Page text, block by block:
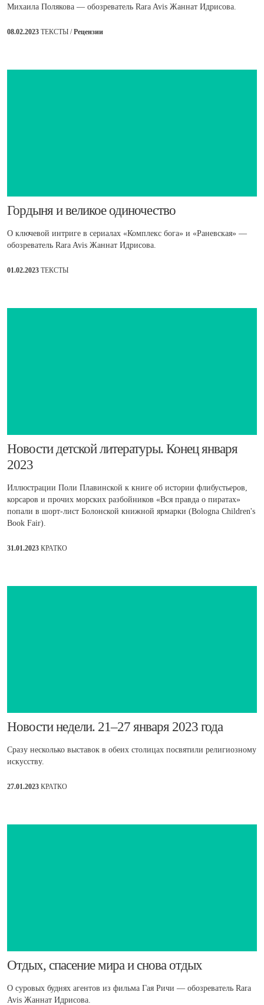
Михаила Полякова — обозреватель Rara Avis Жаннат Идрисова.
08.02.2023 ТЕКСТЫ /Рецензии
​Гордыня и великое одиночество
О ключевой интриге в сериалах «Комплекс бога» и «Раневская» —
обозреватель Rara Avis Жаннат Идрисова.
01.02.2023 ТЕКСТЫ
​Новости детской литературы. Конец января
2023
Иллюстрации Поли Плавинской к книге об истории флибустьеров,
корсаров и прочих морских разбойников «Вся правда о пиратах»
попали в шорт-лист Болонской книжной ярмарки (Bologna Children's
Book Fair).
31.01.2023 КРАТКО
​Новости недели. 21–27 января 2023 года
Сразу несколько выставок в обеих столицах посвятили религиозному
искусству.
27.01.2023 КРАТКО
​Отдых, спасение мира и снова отдых
О суровых буднях агентов из фильма Гая Ричи — обозреватель Rara
Avis Жаннат Идрисова.